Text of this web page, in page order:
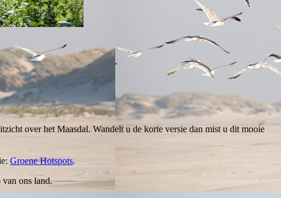
over het Maasdal. Wandelt u de korte versie dan mist u dit mooie
Groene Hotspots.
ons land.